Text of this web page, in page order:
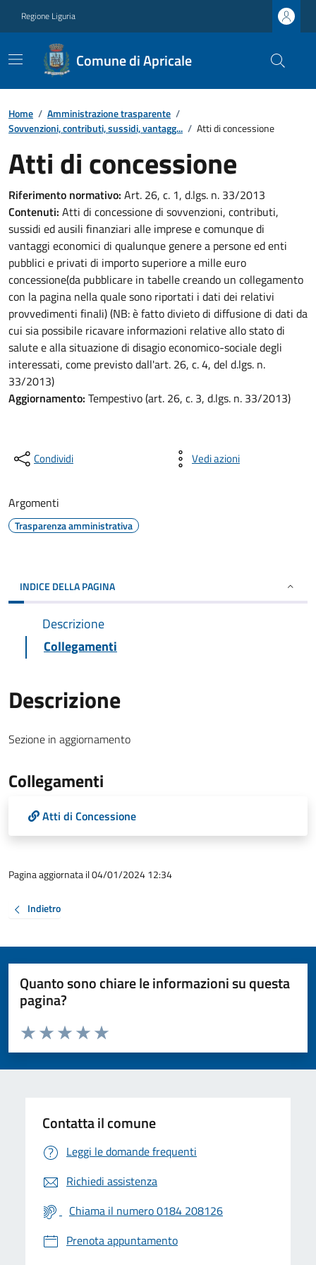
Regione Liguria
Comune di Apricale
Home / Amministrazione trasparente /
Sovvenzioni, contributi, sussidi, vantagg... / Atti di concessione
Atti di concessione
Riferimento normativo: Art. 26, c. 1, d.lgs. n. 33/2013
Contenuti: Atti di concessione di sovvenzioni, contributi,
sussidi ed ausili finanziari alle imprese e comunque di
vantaggi economici di qualunque genere a persone ed enti
pubblici e privati di importo superiore a mille euro
concessione(da pubblicare in tabelle creando un collegamento
con la pagina nella quale sono riportati i dati dei relativi
provvedimenti finali) (NB: è fatto divieto di diffusione di dati da
cui sia possibile ricavare informazioni relative allo stato di
salute e alla situazione di disagio economico-sociale degli
interessati, come previsto dall'art. 26, c. 4, del d.lgs. n.
33/2013)
Aggiornamento: Tempestivo (art. 26, c. 3, d.lgs. n. 33/2013)
Condividi Vedi azioni
Argomenti
Trasparenza amministrativa
INDICE DELLA PAGINA
Descrizione
Collegamenti
Descrizione
Sezione in aggiornamento
Collegamenti
Atti di Concessione
Pagina aggiornata il 04/01/2024 12:34
Indietro
Quanto sono chiare le informazioni su questa
pagina?
Valuta da 1 a 5 stelle la pagina
Valuta 5 stelle su 5
Valuta 4 stelle su 5
Valuta 3 stelle su 5
Valuta 2 stelle su 5
Valuta 1 stelle su 5
Contatta il comune
Leggi le domande frequenti
Richiedi assistenza
Chiama il numero 0184 208126
Prenota appuntamento